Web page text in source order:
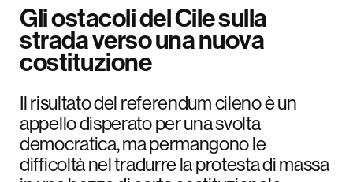
Gli ostacoli del Cile sulla
strada verso una nuova
costituzione
Il risultato del referendum cileno è un
appello disperato per una svolta
democratica, ma permangono le
difficoltà nel tradurre la protesta di massa